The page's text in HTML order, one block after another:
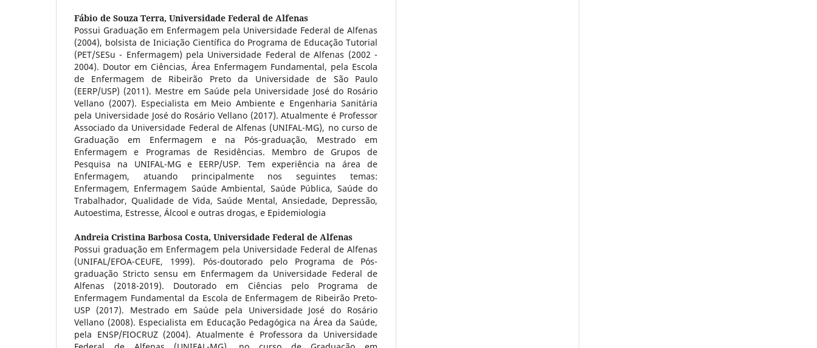
Fábio de Souza Terra, Universidade Federal de Alfenas
Possui Graduação em Enfermagem pela Universidade Federal de Alfenas
(2004), bolsista de Iniciação Científica do Programa de Educação Tutorial
(PET/SESu - Enfermagem) pela Universidade Federal de Alfenas (2002 -
2004). Doutor em Ciências, Área Enfermagem Fundamental, pela Escola
de Enfermagem de Ribeirão Preto da Universidade de São Paulo
(EERP/USP) (2011). Mestre em Saúde pela Universidade José do Rosário
Vellano (2007). Especialista em Meio Ambiente e Engenharia Sanitária
pela Universidade José do Rosário Vellano (2017). Atualmente é Professor
Associado da Universidade Federal de Alfenas (UNIFAL-MG), no curso de
Graduação em Enfermagem e na Pós-graduação, Mestrado em
Enfermagem e Programas de Residências. Membro de Grupos de
Pesquisa na UNIFAL-MG e EERP/USP. Tem experiência na área de
Enfermagem, atuando principalmente nos seguintes temas:
Enfermagem, Enfermagem Saúde Ambiental, Saúde Pública, Saúde do
Trabalhador, Qualidade de Vida, Saúde Mental, Ansiedade, Depressão,
Autoestima, Estresse, Álcool e outras drogas, e Epidemiologia
Andreia Cristina Barbosa Costa, Universidade Federal de Alfenas
Possui graduação em Enfermagem pela Universidade Federal de Alfenas
(UNIFAL/EFOA-CEUFE, 1999). Pós-doutorado pelo Programa de Pós-
graduação Stricto sensu em Enfermagem da Universidade Federal de
Alfenas (2018-2019). Doutorado em Ciências pelo Programa de
Enfermagem Fundamental da Escola de Enfermagem de Ribeirão Preto-
USP (2017). Mestrado em Saúde pela Universidade José do Rosário
Vellano (2008). Especialista em Educação Pedagógica na Área da Saúde,
pela ENSP/FIOCRUZ (2004). Atualmente é Professora da Universidade